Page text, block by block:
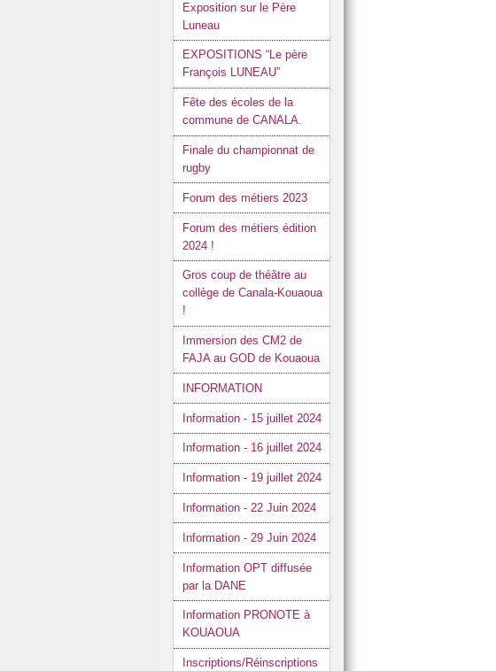
Exposition sur le Père
Luneau
EXPOSITIONS “Le père
François LUNEAU”
Fête des écoles de la
commune de CANALA.
Finale du championnat de
rugby
Forum des métiers 2023
Forum des métiers édition
2024 !
Gros coup de théâtre au
collège de Canala-Kouaoua
!
Immersion des CM2 de
FAJA au GOD de Kouaoua
INFORMATION
Information - 15 juillet 2024
Information - 16 juillet 2024
Information - 19 juillet 2024
Information - 22 Juin 2024
Information - 29 Juin 2024
Information OPT diffusée
par la DANE
Information PRONOTE à
KOUAOUA
Inscriptions/Réinscriptions